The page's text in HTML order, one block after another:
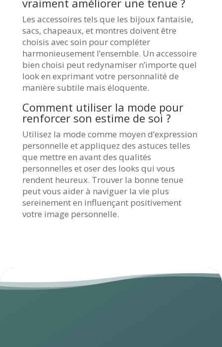
vraiment améliorer une tenue ?
Les accessoires tels que les bijoux fantaisie,
sacs, chapeaux, et montres doivent être
choisis avec soin pour compléter
harmonieusement l’ensemble. Un accessoire
bien choisi peut redynamiser n’importe quel
look en exprimant votre personnalité de
manière subtile mais éloquente.
Comment utiliser la mode pour
renforcer son estime de soi ?
Utilisez la mode comme moyen d’expression
personnelle et appliquez des astuces telles
que mettre en avant des qualités
personnelles et oser des looks qui vous
rendent heureux. Trouver la bonne tenue
peut vous aider à naviguer la vie plus
sereinement en influençant positivement
votre image personnelle.